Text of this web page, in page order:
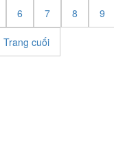
6 7 8 9
Trang cuối